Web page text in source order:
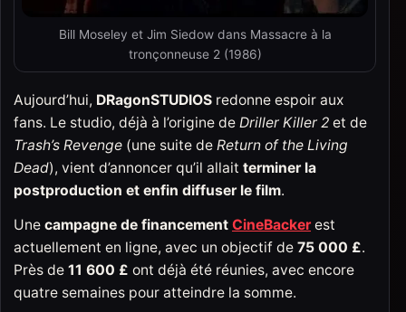
Bill Moseley et Jim Siedow dans Massacre à la
tronçonneuse 2 (1986)
Aujourd’hui, DRagonSTUDIOS redonne espoir aux
fans. Le studio, déjà à l’origine de Driller Killer 2 et de
Trash’s Revenge (une suite de Return of the Living
Dead), vient d’annoncer qu’il allait terminer la
postproduction et enfin diffuser le film.
Une campagne de financement CineBackerest
actuellement en ligne, avec un objectif de 75 000 £.
Près de 11 600 £ ont déjà été réunies, avec encore
quatre semaines pour atteindre la somme.